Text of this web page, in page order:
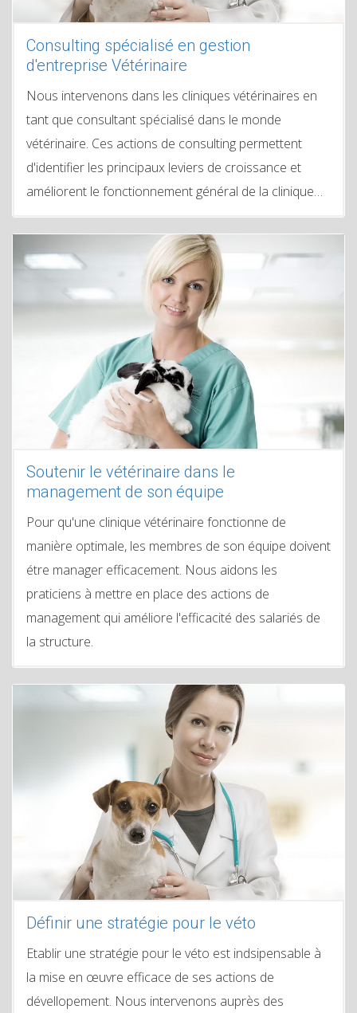
Consulting spécialisé en gestion
d'entreprise Vétérinaire
Nous intervenons dans les cliniques vétérinaires en
tant que consultant spécialisé dans le monde
vétérinaire. Ces actions de consulting permettent
d'identifier les principaux leviers de croissance et
améliorent le fonctionnement général de la clinique…
Soutenir le vétérinaire dans le
management de son équipe
Pour qu'une clinique vétérinaire fonctionne de
manière optimale, les membres de son équipe doivent
étre manager efficacement. Nous aidons les
praticiens à mettre en place des actions de
management qui améliore l'efficacité des salariés de
la structure.
Définir une stratégie pour le véto
Etablir une stratégie pour le véto est indsipensable à
la mise en œuvre efficace de ses actions de
dévellopement. Nous intervenons auprès des